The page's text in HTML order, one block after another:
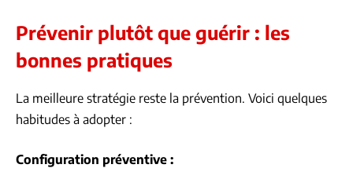
Prévenir plutôt que guérir : les
bonnes pratiques
La meilleure stratégie reste la prévention. Voici quelques
habitudes à adopter :
Configuration préventive :